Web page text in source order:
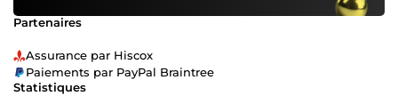
Partenaires
Assurance par Hiscox
Paiements par PayPal Braintree
Statistiques